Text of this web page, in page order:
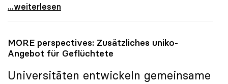
Unis von Finanzrahmen „herb enttäuscht\"
...weiterlesen
MORE perspectives: Zusätzliches uniko-
Angebot für Geflüchtete
Universitäten entwickeln gemeinsame